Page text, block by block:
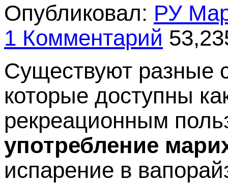
Опубликовал: РУ
1 Комментарий
Существуют разные
которые доступны
рекреационным
употребление
испарение в